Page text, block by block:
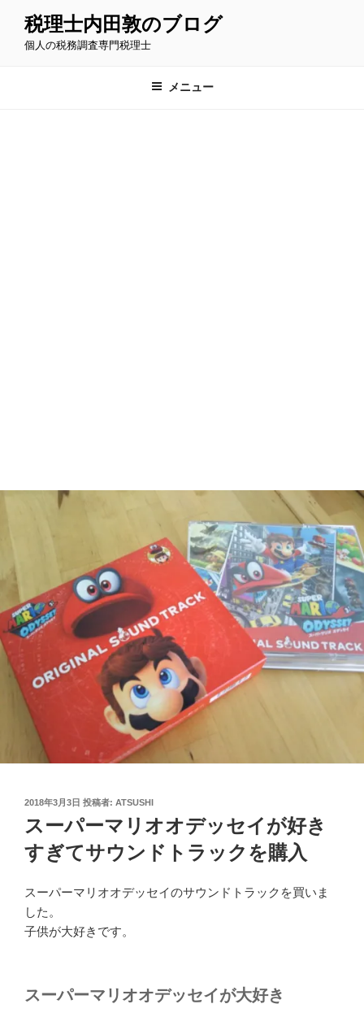
税理士内田敦のブログ
個人の税務調査専門税理士
メニュー
投
日:
2018年3月3日 投稿者: ATSUSHI
スーパーマリオオデッセイが好き
すぎてサウンドトラックを購入
スーパーマリオオデッセイのサウンドトラックを買いま
した。
子供が大好きです。
スーパーマリオオデッセイが大好き